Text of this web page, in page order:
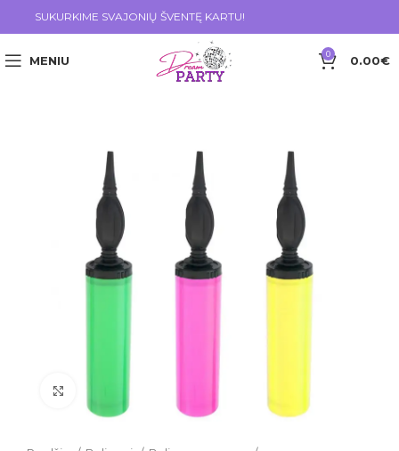
SUKURKIME SVAJONIŲ ŠVENTĘ KARTU!
MENIU 0 0.00€